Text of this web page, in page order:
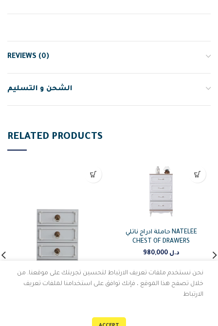
REVIEWS (0)
الشحن و التسليم
RELATED PRODUCTS
حاملة ادراج ناتلي NATELEE
CHEST OF DRAWERS
د.ل 980,000
نحن نستخدم ملفات تعريف الارتباط لتحسين تجربتك على موقعنا. من
خلال تصفح هذا الموقع ، فإنك توافق على استخدامنا لملفات تعريف
الارتباط